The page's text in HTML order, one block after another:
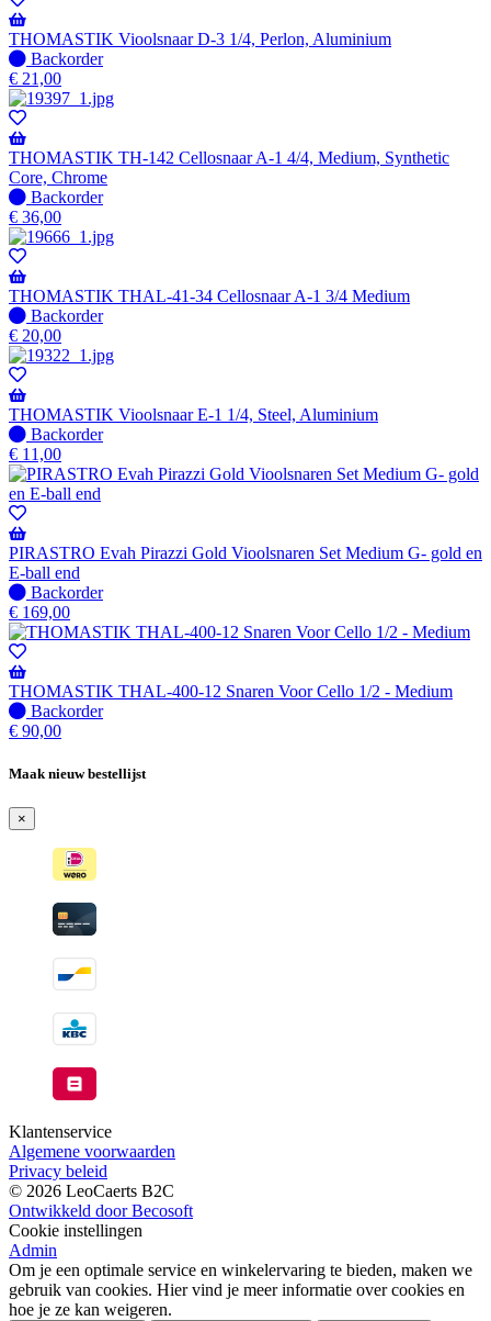
THOMASTIK Vioolsnaar D-3 1/4, Perlon, Aluminium
Niet
op
voorraad
-
Wordt
verzonden
wanneer
beschikbaar
Backorder
€ 21,00
THOMASTIK TH-142 Cellosnaar A-1 4/4, Medium, Synthetic
Core, Chrome
Niet
op
voorraad
-
Wordt
verzonden
wanneer
beschikbaar
Backorder
€ 36,00
THOMASTIK THAL-41-34 Cellosnaar A-1 3/4 Medium
Niet
op
voorraad
-
Wordt
verzonden
wanneer
beschikbaar
Backorder
€ 20,00
THOMASTIK Vioolsnaar E-1 1/4, Steel, Aluminium
Niet
op
voorraad
-
Wordt
verzonden
wanneer
beschikbaar
Backorder
€ 11,00
PIRASTRO Evah Pirazzi Gold Vioolsnaren Set Medium G- gold en
E-ball end
Niet
op
voorraad
-
Wordt
verzonden
wanneer
beschikbaar
Backorder
€ 169,00
THOMASTIK THAL-400-12 Snaren Voor Cello 1/2 - Medium
Niet
op
-
verzonden
wanneer
beschikbaar
Backorder
€ 90,00
Maak nieuw bestellijst
×
Klantenservice
Algemene voorwaarden
Privacy beleid
© 2026 LeoCaerts B2C
Ontwikkeld door Becosoft
Cookie instellingen
Admin
Om je een optimale service en winkelervaring te bieden, maken we
gebruik van cookies. Hier vind je meer informatie over cookies en
hoe je ze kan weigeren.